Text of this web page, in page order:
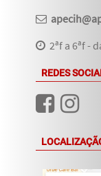
2ªf a 6ªf -
REDES